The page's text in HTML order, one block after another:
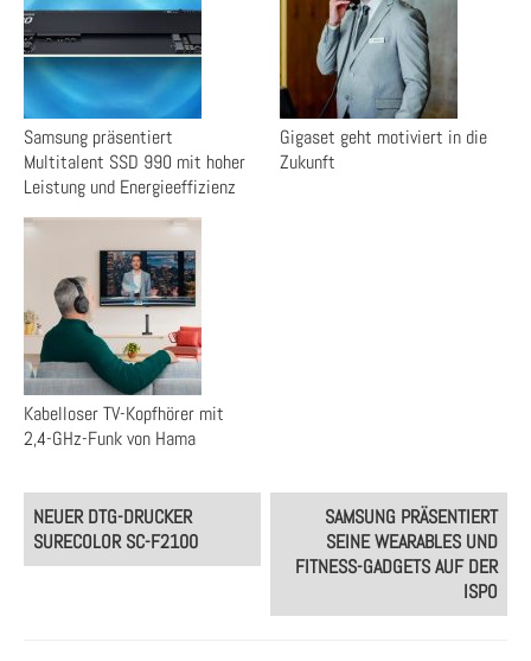
Samsung präsentiert
Multitalent SSD 990 mit hoher
Leistung und Energieeffizienz
Gigaset geht motiviert in die
Zukunft
Kabelloser TV-Kopfhörer mit
2,4-GHz-Funk von Hama
Post
navigation
NEUER DTG-DRUCKER
SURECOLOR SC-F2100
SAMSUNG PRÄSENTIERT
SEINE WEARABLES UND
FITNESS-GADGETS AUF DER
ISPO